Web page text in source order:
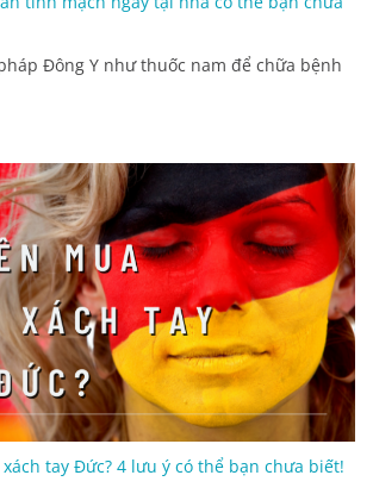
Đông Y như thuốc nam để chữa bệnh
tay Đức? 4 lưu ý có thể bạn chưa biết!